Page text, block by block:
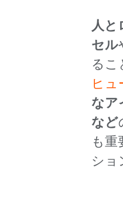
人と
セル
るこ
ヒュ
なア
など
も
ショ